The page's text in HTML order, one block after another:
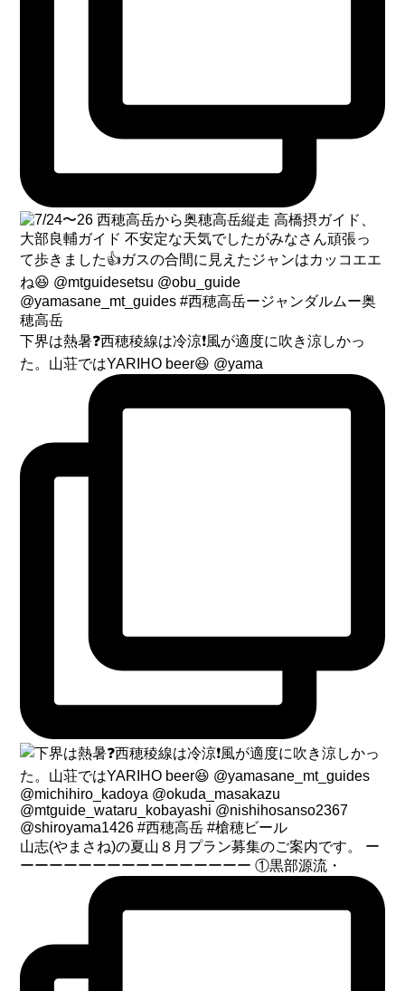
下界は熱暑❓西穂稜線は冷涼❗️風が適度に吹き涼しかっ
た。山荘ではYARIHO beer😆 @yama
山志(やまさね)の夏山８月プラン募集のご案内です。 ー
ーーーーーーーーーーーーーーーー ①黒部源流・